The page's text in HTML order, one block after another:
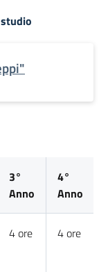
3°
Anno
4°
Anno
4 ore 4 ore